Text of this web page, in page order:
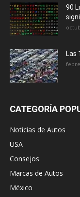
90
Las
CATEGORÍA
Noticias de Autos
USA
Consejos
Marcas de Autos
México